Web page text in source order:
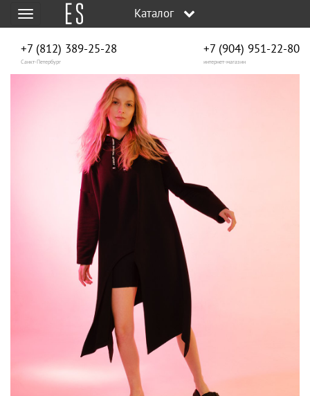
Меню Каталог
+7 (812) 389-25-28
Санкт-Петербург
+7 (904) 951‑22‑80
интернет-магазин